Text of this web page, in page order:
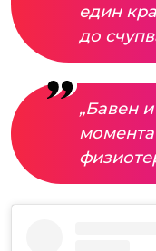
един
до
„Бавен